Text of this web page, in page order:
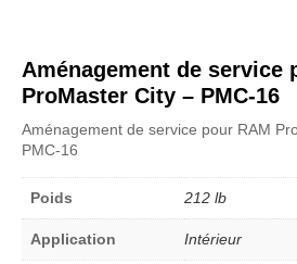
Aménagement de service
ProMaster City – PMC-16
Aménagement de service pour RAM
PMC-16
Poids 212 lb
Application Intérieur